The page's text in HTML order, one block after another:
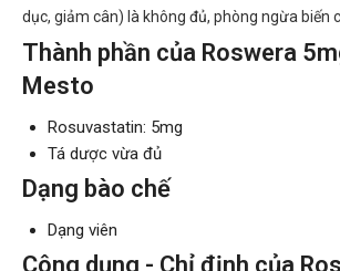
dục, giảm cân) là không đủ, phòng ngừa biến
Thành phần của Roswera
Mesto
Rosuvastatin: 5mg
Tá dược vừa đủ
Dạng bào chế
Dạng viên
Công dụng - Chỉ định của